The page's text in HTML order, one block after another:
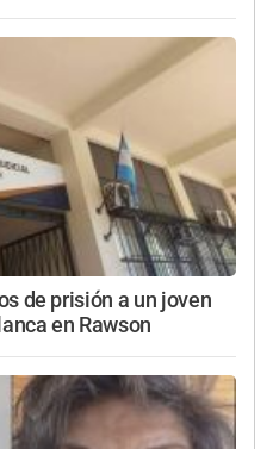
de prisión a un joven
en Rawson